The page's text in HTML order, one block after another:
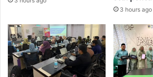
3 hours ago